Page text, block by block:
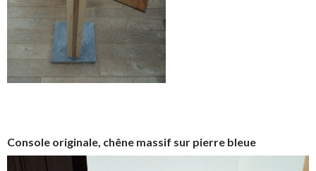
Console originale, chêne massif sur pierre bleue